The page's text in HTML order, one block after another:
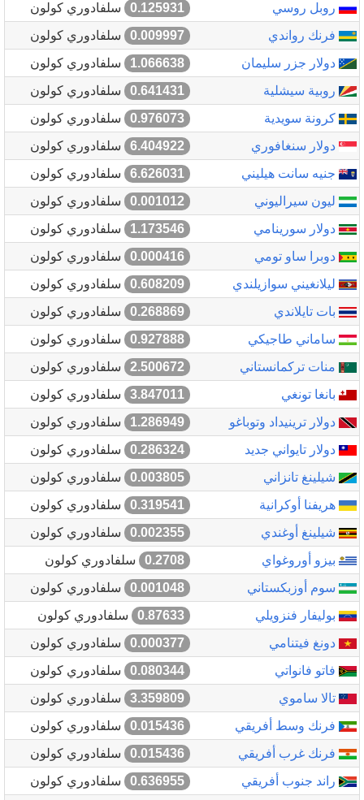
روبل روسي
0.125931
سلفادوري كولون
فرنك رواندي
0.009997
سلفادوري كولون
دولار جزر سليمان
1.066638
سلفادوري كولون
روبية سيشلية
0.641431
سلفادوري كولون
كرونة سويدية
0.976073
سلفادوري كولون
دولار سنغافوري
6.404922
سلفادوري كولون
جنيه سانت هيليني
6.626031
سلفادوري كولون
ليون سيراليوني
0.001012
سلفادوري كولون
دولار سورينامي
1.173546
سلفادوري كولون
دوبرا ساو تومي
0.000416
سلفادوري كولون
ليلانغيني سوازيلندي
0.608209
سلفادوري كولون
بات تايلاندي
0.268869
سلفادوري كولون
ساماني طاجيكي
0.927888
سلفادوري كولون
منات تركمانستاني
2.500672
سلفادوري كولون
بانغا تونغي
3.847011
سلفادوري كولون
دولار ترينيداد وتوباغو
1.286949
سلفادوري كولون
دولار تايواني جديد
0.286324
سلفادوري كولون
شيلينغ تانزاني
0.003805
سلفادوري كولون
هريفنا أوكرانية
0.319541
سلفادوري كولون
شيلينغ أوغندي
0.002355
سلفادوري كولون
بيزو أوروغواي
0.2708
سلفادوري كولون
سوم أوزبكستاني
0.001048
سلفادوري كولون
بوليفار فنزويلي
0.87633
سلفادوري كولون
دونغ فيتنامي
0.000377
سلفادوري كولون
فاتو فانواتي
0.080344
سلفادوري كولون
تالا ساموي
3.359809
سلفادوري كولون
فرنك وسط أفريقي
0.015436
سلفادوري كولون
فرنك غرب أفريقي
0.015436
سلفادوري كولون
راند جنوب أفريقي
0.636955 سلفادوري كولون